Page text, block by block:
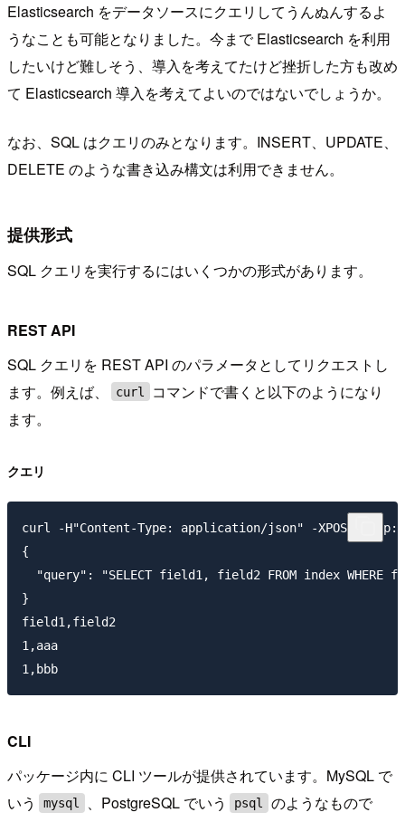
Elasticsearch をデータソースにクエリしてうんぬんするよ
うなことも可能となりました。今まで Elasticsearch を利用
したいけど難しそう、導入を考えてたけど挫折した方も改め
て Elasticsearch 導入を考えてよいのではないでしょうか。
なお、SQL はクエリのみとなります。INSERT、UPDATE、
DELETE のような書き込み構文は利用できません。
提供形式
SQL クエリを実行するにはいくつかの形式があります。
REST API
SQL クエリを REST API のパラメータとしてリクエストし
ます。例えば、
curl
コマンドで書くと以下のようになり
ます。
クエリ
curl -H"Content-Type: application/json" -XPOST
{
"query": "SELECT field1, field2 FROM index WHERE
}
field1,field2
1,aaa
CLI
パッケージ内に CLI ツールが提供されています。MySQL で
いう
mysql 、PostgreSQL でいう psql
のようなもので